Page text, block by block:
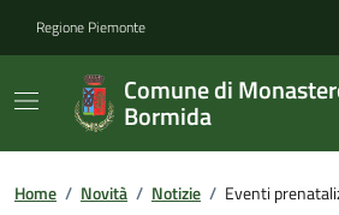
Regione Piemonte
Comune di
Bormida
Home / Novità / Notizie / Eventi